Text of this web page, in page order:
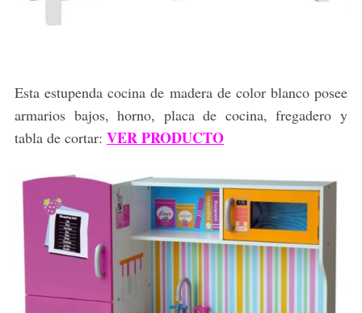
Esta estupenda cocina de madera de color blanco posee
armarios bajos, horno, placa de cocina, fregadero y
tabla de cortar: VER PRODUCTO